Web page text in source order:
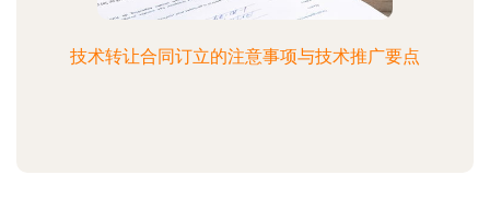
技术转让合同订立的注意事项与技术推广要点